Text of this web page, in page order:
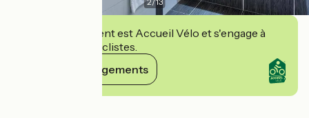
Cet établissement est Accueil Vélo et s'engage à
accueillir des cyclistes.
Voir ses engagements